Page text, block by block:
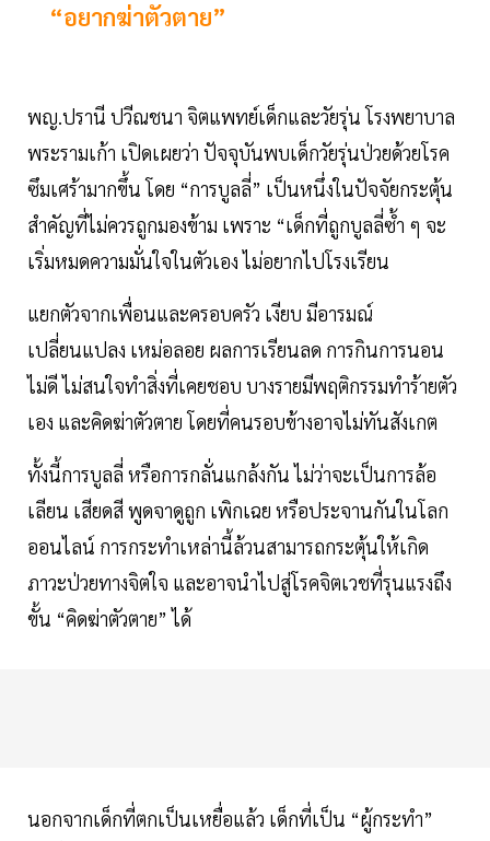
“อยากฆ่าตัวตาย”
พญ.ปรานี ปวีณชนา จิตแพทย์เด็กและวัยรุ่น โรงพยาบาล
พระรามเก้า เปิดเผยว่า ปัจจุบันพบเด็กวัยรุ่นป่วยด้วยโรค
ซึมเศร้ามากขึ้น โดย “การบูลลี่” เป็นหนึ่งในปัจจัยกระตุ้น
สำคัญที่ไม่ควรถูกมองข้าม เพราะ “เด็กที่ถูกบูลลี่ซ้ำ ๆ จะ
เริ่มหมดความมั่นใจในตัวเอง ไม่อยากไปโรงเรียน
แยกตัวจากเพื่อนและครอบครัว เงียบ มีอารมณ์
เปลี่ยนแปลง เหม่อลอย ผลการเรียนลด การกินการนอน
ไม่ดี ไม่สนใจทำสิ่งที่เคยชอบ บางรายมีพฤติกรรมทำร้ายตัว
เอง และคิดฆ่าตัวตาย โดยที่คนรอบข้างอาจไม่ทันสังเกต
ทั้งนี้การบูลลี่ หรือการกลั่นแกล้งกัน ไม่ว่าจะเป็นการล้อ
เลียน เสียดสี พูดจาดูถูก เพิกเฉย หรือประจานกันในโลก
ออนไลน์ การกระทำเหล่านี้ล้วนสามารถกระตุ้นให้เกิด
ภาวะป่วยทางจิตใจ และอาจนำไปสู่โรคจิตเวชที่รุนแรงถึง
ขั้น “คิดฆ่าตัวตาย” ได้
นอกจากเด็กที่ตกเป็นเหยื่อแล้ว เด็กที่เป็น “ผู้กระทำ”